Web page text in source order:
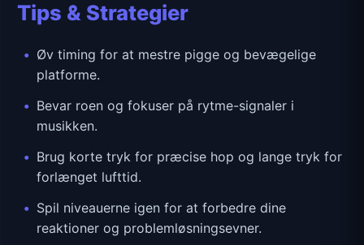
Tips & Strategier
Øv timing for at mestre pigge og bevægelige
platforme.
Bevar roen og fokuser på rytme-signaler i
musikken.
Brug korte tryk for præcise hop og lange tryk for
forlænget lufttid.
Spil niveauerne igen for at forbedre dine
reaktioner og problemløsningsevner.